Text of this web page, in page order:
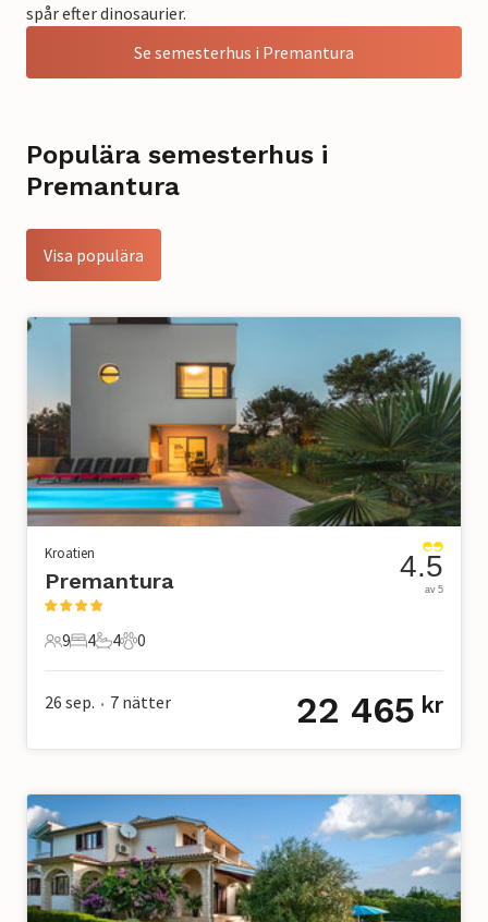
spår efter dinosaurier.
Se semesterhus i Premantura
Populära semesterhus i
Premantura
Visa populära
Kroatien
Premantura
9 Gäster
9
4 Sovrum
4
4 Badrum
4
0 Husdjur
0
4.5
av 5
26 sep. • 7 nätter 22 465 kr